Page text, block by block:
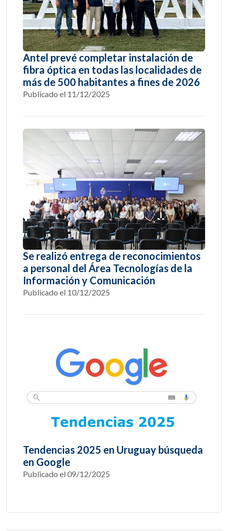
Antel prevé completar instalación de
fibra óptica en todas las localidades de
más de 500 habitantes a fines de 2026
Publicado el 11/12/2025
Se realizó entrega de reconocimientos
a personal del Área Tecnologías de la
Información y Comunicación
Publicado el 10/12/2025
Tendencias 2025 en Uruguay búsqueda
en Google
Publicado el 09/12/2025